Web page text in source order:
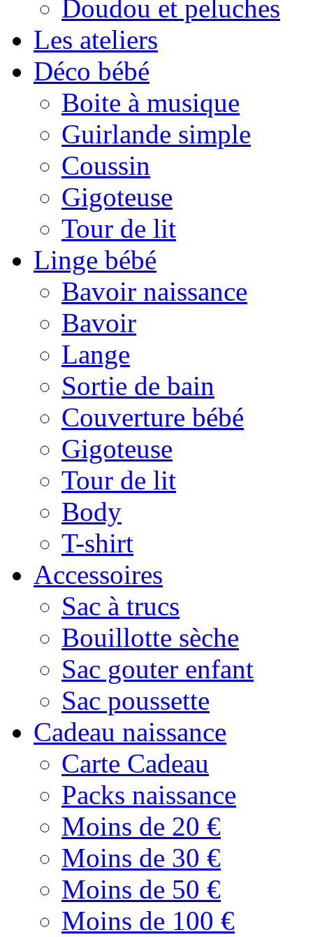
Doudou et peluches
Les ateliers
Déco bébé
Boite à musique
Guirlande simple
Coussin
Gigoteuse
Tour de lit
Linge bébé
Bavoir naissance
Bavoir
Lange
Sortie de bain
Couverture bébé
Gigoteuse
Tour de lit
Body
T-shirt
Accessoires
Sac à trucs
Bouillotte sèche
Sac gouter enfant
Sac poussette
Cadeau naissance
Carte Cadeau
Packs naissance
Moins de 20 €
Moins de 30 €
Moins de 50 €
Moins de 100 €